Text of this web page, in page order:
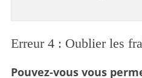
Erreur 4 : Oublier les
Pouvez-vous vous